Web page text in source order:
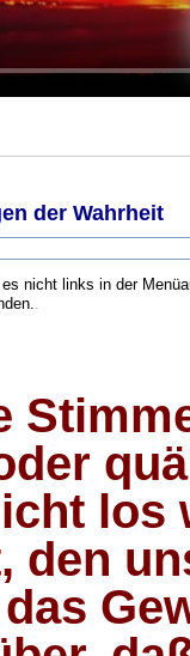
der Wahrheit
nicht links in der
.
los
den